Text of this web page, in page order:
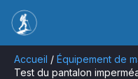
contenu
Accueil
Équipement de
Test du pantalon
Rechercher